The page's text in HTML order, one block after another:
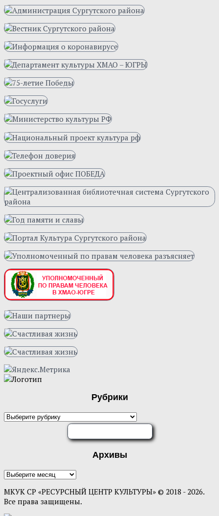
Рубрики
Архивы
МКУК СР «РЕСУРСНЫЙ ЦЕНТР КУЛЬТУРЫ» © 2018 - 2026.
Все права защищены.